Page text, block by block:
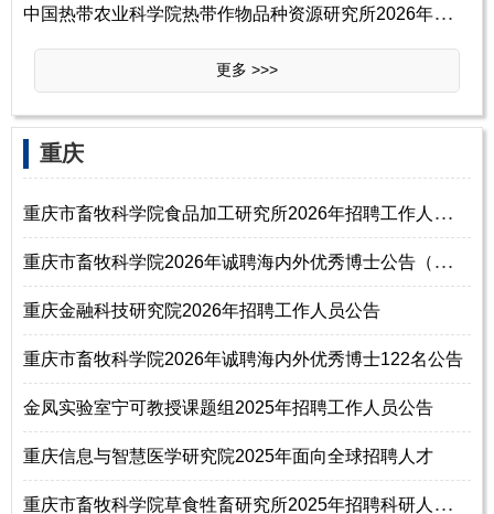
中
国热带农业科学院热带作物品种资源研究所2026年第二批公开招聘工作人员公
更多 >>>
‌‌重庆
重
庆市畜牧科学院食品加工研究所2026年招聘工作人员启事
重
庆市畜牧科学院2026年诚聘海内外优秀博士公告（第二批）
重庆金融科技研究院2026年招聘工作人员公告
重庆市畜牧科学院2026年诚聘海内外优秀博士122名公告
金凤实验室宁可教授课题组2025年招聘工作人员公告
重庆信息与智慧医学研究院2025年面向全球招聘人才
重
庆市畜牧科学院草食牲畜研究所2025年招聘科研人员启事